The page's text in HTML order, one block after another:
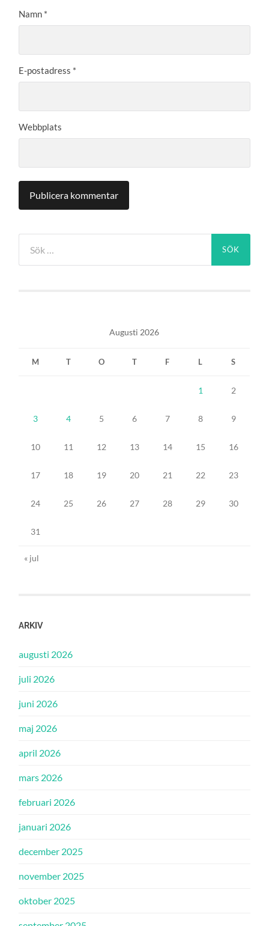
Namn *
E-postadress *
Webbplats
efter:
Augusti 2026
M T O T F L S
1 2
3 4 5 6 7 8 9
10 11 12 13 14 15 16
17 18 19 20 21 22 23
24 25 26 27 28 29 30
31
« jul
ARKIV
augusti 2026
juli 2026
juni 2026
maj 2026
april 2026
mars 2026
februari 2026
januari 2026
december 2025
november 2025
oktober 2025